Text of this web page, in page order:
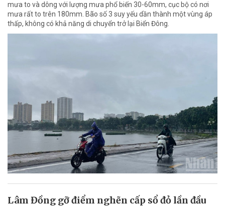
mưa to và dông với lượng mưa phổ biến 30-60mm, cục bộ có nơi
mưa rất to trên 180mm. Bão số 3 suy yếu dần thành một vùng áp
thấp, không có khả năng di chuyển trở lại Biển Đông.
Lâm Đồng gỡ điểm nghẽn cấp sổ đỏ lần đầu